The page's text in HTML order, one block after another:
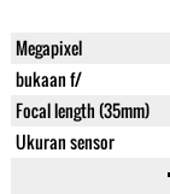
Megapixel
bukaan f/
Focal length (35mm)
Ukuran sensor